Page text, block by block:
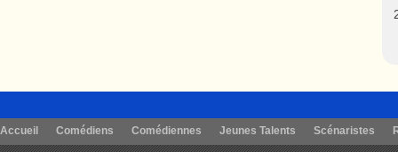
Accueil Comédiens Comédiennes Jeunes Talents Scénaristes